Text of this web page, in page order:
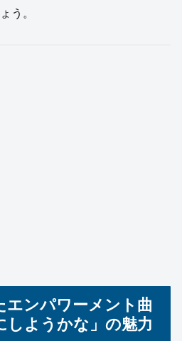
う。
エンパワーメント曲
しようかな」の魅力